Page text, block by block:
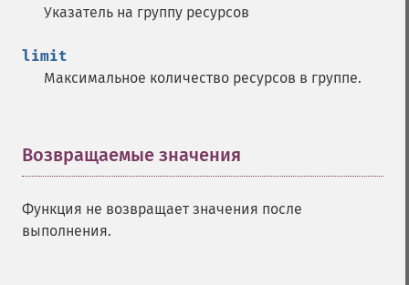
Указатель на группу ресурсов
limit
Максимальное количество ресурсов в группе.
Возвращаемые значения
Функция не возвращает значения после
выполнения.